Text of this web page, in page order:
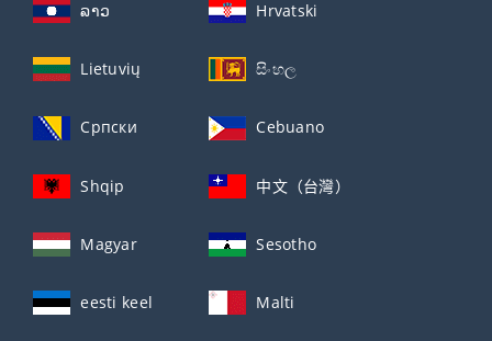
ລາວ Hrvatski
Lietuvių සිංහල
Српски Cebuano
Shqip 中文（台灣）
Magyar Sesotho
eesti keel Malti